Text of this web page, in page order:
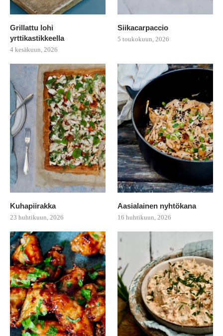
Grillattu lohi
yrttikastikkeella
4 kesäkuun, 2026
Siikacarpaccio
5 toukokuun, 2026
Kuhapiirakka
23 huhtikuun, 2026
Aasialainen nyhtökana
16 huhtikuun, 2026